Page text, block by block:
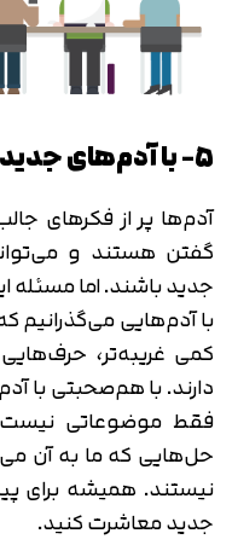
۵- با آدم‌های جدید بگردید
آدم‌ها پر از فکرهای
گفتن هستند و
جدید باشند. اما مسئله
با آدم‌هایی می‌گذرانیم
کمی غریبه‌تر،
دارند. با هم‌صحبتی با
فقط موضوعاتی
حل‌هایی که ما به آن
نیستند. همیشه برای
جدید معاشرت کنید.
کد